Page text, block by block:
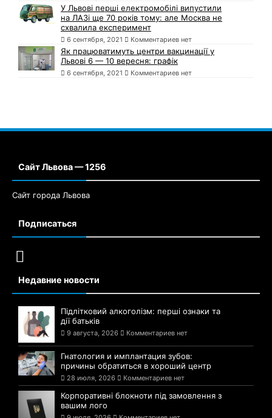
У Львові перші електромобілі випустили
на ЛАЗі ще 70 років тому: але Москва не
схвалила експеримент
6 сентября, 2021 Комментариев нет
Як працюватимуть центри вакцинації у
Львові 6 — 10 вересня: графік
6 сентября, 2021 Комментариев нет
Сайт Львова — 1256
Сайт города Львова
Подписаться
Недавние новости
Підлітковий алкоголізм: перші ознаки та
дії батьків
9 августа, 2026 Комментариев нет
Гнатология и имплантация зубов:
причины обратиться в хороший центр
28 июля, 2026 Комментариев нет
Корпоративні блокноти під замовлення з
вашим лого